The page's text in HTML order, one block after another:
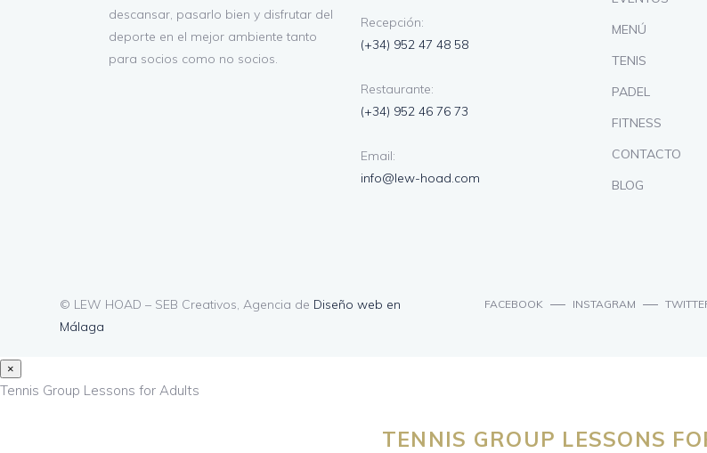
descansar, pasarlo bien y disfrutar del
deporte en el mejor ambiente tanto
para socios como no socios.
Recepción:
(+34) 952 47 48 58
Restaurante:
(+34) 952 46 76 73
Email:
info@lew-hoad.com
MENÚ
TENIS
PADEL
FITNESS
CONTACTO
BLOG
© LEW HOAD – SEB Creativos, Agencia de Diseño web en
Málaga
FACEBOOK INSTAGRAM
×
Tennis Group Lessons for Adults
TENNIS GROUP LESSONS